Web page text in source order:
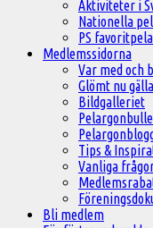
Aktiviteter i
Nationella
PS
Medlemssidorna
Var med och
Glömt nu
Bildgalleriet
Tips &
Vanliga
Bli medlem